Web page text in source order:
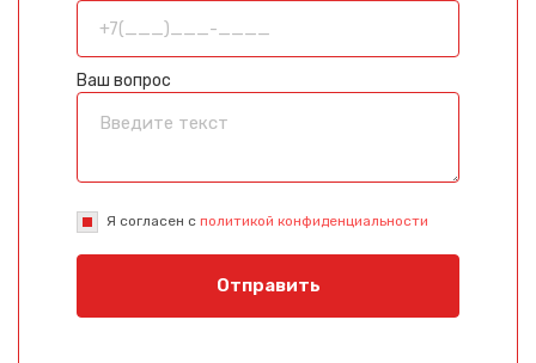
Ваш вопрос
Я согласен с политикой конфиденциальности
Отправить